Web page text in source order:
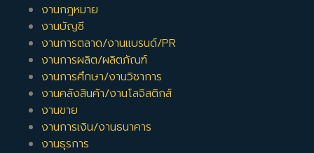
งานกฎหมาย
งานบัญชี
งานการตลาด/งานแบรนด์/PR
งานการผลิต/ผลิตภัณฑ์
งานการศึกษา/งานวิชาการ
งานคลังสินค้า/งานโลจิสติกส์
งานขาย
งานการเงิน/งานธนาคาร
งานธุรการ